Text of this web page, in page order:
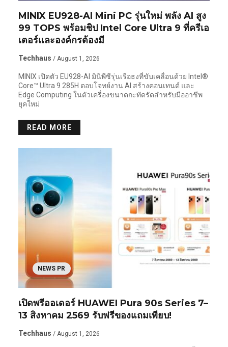
MINIX EU928-AI Mini PC รุ่นใหม่ พลัง AI สูง
99 TOPS พร้อมชิป Intel Core Ultra 9 ที่ครีเอ
เตอร์และองค์กรต้องมี
Techhaus / August 1, 2026
MINIX เปิดตัว EU928-AI มินิพีซีรุ่นเรือธงที่ขับเคลื่อนด้วย Intel®
Core™ Ultra 9 285H ตอบโจทย์งาน AI สร้างคอนเทนต์ และ
Edge Computing ในตัวเครื่องขนาดกะทัดรัดสำหรับมืออาชีพ
ยุคใหม่
READ MORE
NEWS PR
เปิดพรีออเดอร์ HUAWEI Pura 90s Series 7–
13 สิงหาคม 2569 รับฟรีของแถมเพียบ!
Techhaus / August 1, 2026